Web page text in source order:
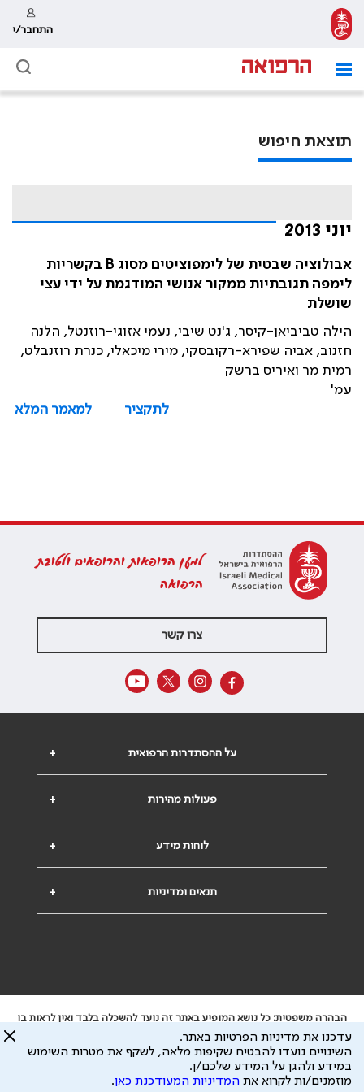
התחבר/י
תוצאת חיפוש
יוני 2013
אבולוציה שבטית של לימפוציטים מסוג B בקשריות
לימפה תגובתיות ממקור אנושי המודגמת על ידי עצי
שושלת
הילה טביביאן-קיסר, ג'נט שיבי, נעמי אזוגי-רוזנטל, הלנה
חזנוב, אביה שפירא-רקובסקי, מירי מיכאלי, כנרת רוזנבלט,
רמית מר ואיריס ברשק
עמ'
לתקציר
למאמר המלא
למען הרופאות והרופאים ולטובת
הרפואה
צרו קשר
+ על ההסתדרות הרפואית
+ פעולות מהירות
+ לוחות מידע
+ תנאים ומדיניות
הבהרה משפטית: כל נושא המופיע באתר זה נועד להשכלה בלבד ואין לראות בו
ייעוץ רפואי או משפטי. אין הר"י אחראית לתוכן המתפרסם באתר זה ולכל נזק
שעלול להיגרם.
ידוע לי שהר"י אוספת ושומרת מידע אישי לצורך מתן השרות וכי חלק ממנו עשוי
להיות מועבר לצדדים שלישיים, הכל בכפוף למדיניות הפרטיות
עדכנו את מדיניות הפרטיות באתר.
השינויים נועדו להבטיח שקיפות מלאה, לשקף את מטרות השימוש
במידע ולהגן על המידע שלכם/ן.
מוזמנים/ות לקרוא את המדיניות המעודכנת כאן.